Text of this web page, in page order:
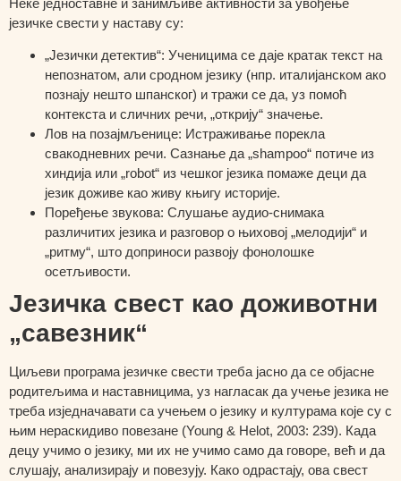
језичке свести у наставу су:
„Језички детектив“: Ученицима се даје кратак текст на
непознатом, али сродном језику (нпр. италијанском ако
познају нешто шпанског) и тражи се да, уз помоћ
контекста и сличних речи, „открију“ значење.
Лов на позајмљенице: Истраживање порекла
свакодневних речи. Сазнање да „shampoo“ потиче из
хиндија или „robot“ из чешког језика помаже деци да
језик доживе као живу књигу историје.
Поређење звукова: Слушање аудио-снимака
различитих језика и разговор о њиховој „мелодији“ и
„ритму“, што доприноси развоју фонолошке
осетљивости.
Језичка свест као доживотни
„савезник“
Циљеви програма језичке свести треба јасно да се објасне
родитељима и наставницима, уз нагласак да учење језика не
треба изједначавати са учењем о језику и културама које су с
њим нераскидиво повезане (Young & Helot, 2003: 239). Када
децу учимо о језику, ми их не учимо само да говоре, већ и да
слушају, анализирају и повезују. Како одрастају, ова свест